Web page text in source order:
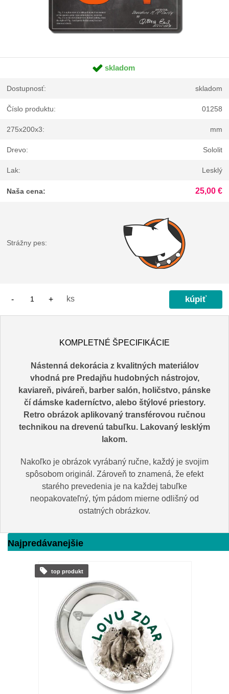
skladom
Dostupnosť: skladom
Číslo produktu: 01258
275x200x3: mm
Drevo: Sololit
Lak: Lesklý
Naša cena: 25,00 €
Strážny pes:
- + ks
KOMPLETNÉ ŠPECIFIKÁCIE
Nástenná dekorácia z kvalitných materiálov
vhodná pre Predajňu hudobných nástrojov,
kaviareň, piváreň, barber salón, holičstvo, pánske
čí dámske kaderníctvo, alebo štýlové priestory.
Retro obrázok aplikovaný transférovou ručnou
technikou na drevenú tabuľku. Lakovaný lesklým
lakom.
Nakoľko je obrázok vyrábaný ručne, každý je svojim
spôsobom originál. Zároveň to znamená, že efekt
starého prevedenia je na každej tabuľke
neopakovateľný, tým pádom mierne odlišný od
ostatných obrázkov.
Najpredávanejšie
top produkt